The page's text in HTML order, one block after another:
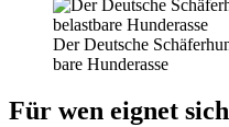
Der Deut­sche
ba­re Hun­de­ras­se
Für wen eig­net